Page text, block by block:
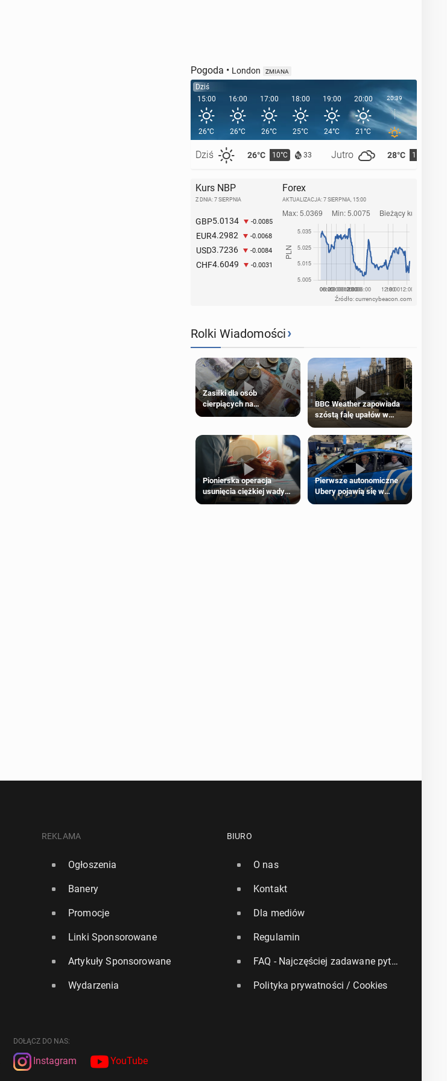
Pogoda • London ZMIANA
Dziś
15:00
26°C
Dziś 26°C 10°C 33 Jutro 28°C 11°C
16:00
26°C
17:00
26°C
18:00
25°C
19:00
24°C
20:00
21°C
20:39 21:00
Kurs NBP
Z DNIA: 7 SIERPNIA
GBP5.0134 -0.0085
EUR4.2982 -0.0068
USD3.7236 -0.0084
CHF4.6049 -0.0031
Forex
AKTUALIZACJA: 7 SIERPNIA, 15:00
Źródło: currencybeacon.com
Rolki Wiadomości›
Zasiłki dla osób
cierpiących na
schorzenia psychiczne
BBC Weather zapowiada
szóstą falę upałów w
Pionierska operacja
usunięcia ciężkiej wady
wrodzonej płodu w łonie
Pierwsze autonomiczne
Ubery pojawią się w
Londynie jeszcze tego
REKLAMA
Ogłoszenia
Banery
Promocje
Linki Sponsorowane
Artykuły Sponsorowane
Wydarzenia
BIURO
O nas
Kontakt
Dla mediów
Regulamin
FAQ - Najczęściej zadawane pytania
Polityka prywatności / Cookies
DOŁĄCZ DO NAS:
Instagram YouTube